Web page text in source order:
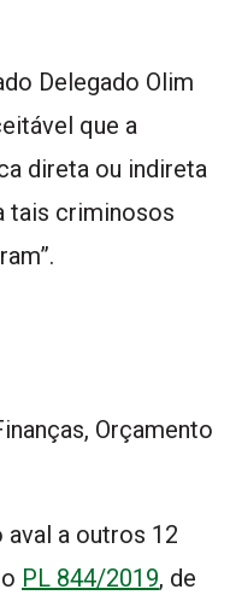
Delegado Olim
que a
direta ou indireta
tais criminosos
Orçamento
a outros 12
PL 844/2019, de